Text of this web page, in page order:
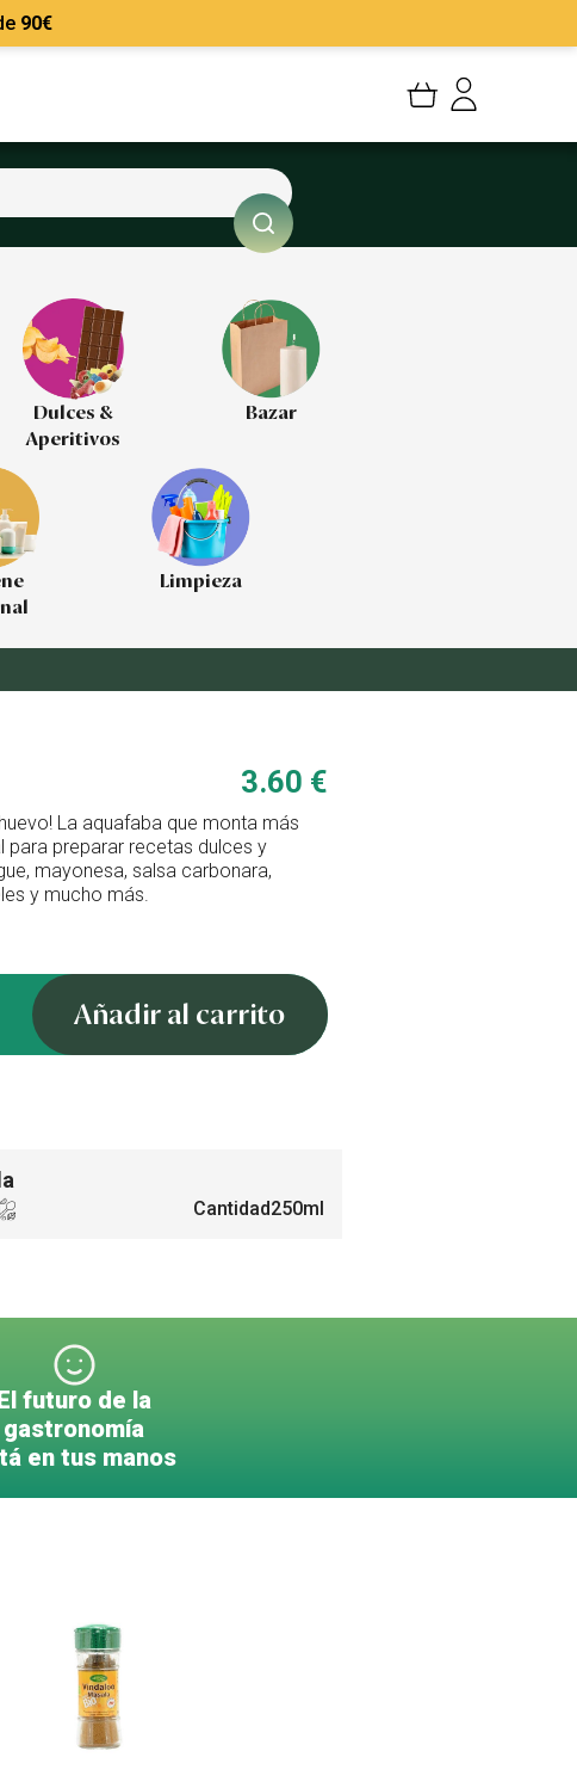
90€
Cerrar sesión
Dulces &
Aperitivos
Bazar
Limpieza
3.60 €
La aquafaba que monta más
para preparar recetas dulces y
mayonesa, salsa carbonara,
y mucho más.
Añadir al carrito
Cantidad250ml
futuro de la
gastronomía
en tus manos